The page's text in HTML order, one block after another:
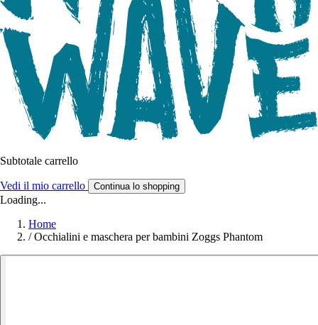
Subtotale carrello
Vedi il mio carrello Continua lo shopping
Loading...
Home
/ Occhialini e maschera per bambini Zoggs Phantom